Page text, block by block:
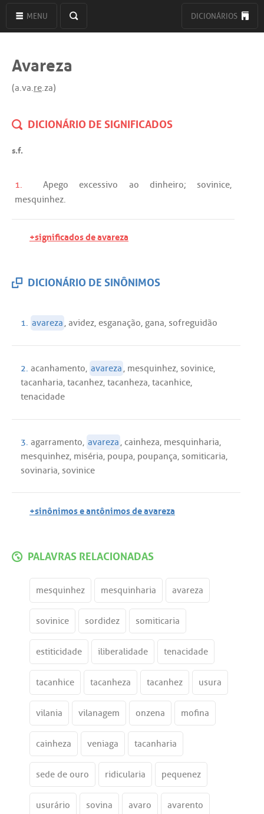
MENU DICIONÁRIOS
Avareza
(a.va.re.za)
DICIONÁRIO DE SIGNIFICADOS
s.f.
1. Apego excessivo ao dinheiro; sovinice,
mesquinhez.
+significados de avareza
DICIONÁRIO DE SINÔNIMOS
1. avareza, avidez, esganação, gana, sofreguidão
2. acanhamento, avareza, mesquinhez, sovinice,
tacanharia, tacanhez, tacanheza, tacanhice,
tenacidade
3. agarramento, avareza , cainheza, mesquinharia,
mesquinhez, miséria, poupa, poupança, somiticaria,
sovinaria, sovinice
+sinônimos e antônimos de avareza
PALAVRAS RELACIONADAS
mesquinhez mesquinharia avareza
sovinice sordidez somiticaria
estiticidade iliberalidade tenacidade
tacanhice tacanheza tacanhez usura
vilania vilanagem onzena mofina
cainheza veniaga tacanharia
sede de ouro ridicularia pequenez
usurário sovina avaro avarento